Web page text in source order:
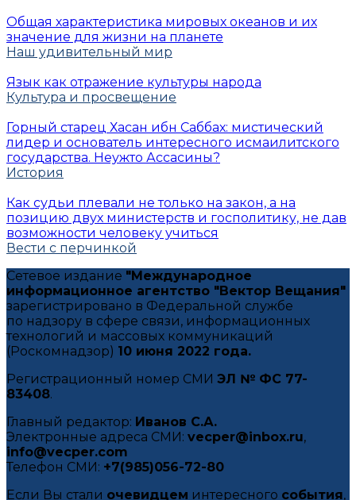
Общая характеристика мировых океанов и их
значение для жизни на планете
Наш удивительный мир
Язык как отражение культуры народа
Культура и просвещение
Горный старец Хасан ибн Саббах: мистический
лидер и основатель интересного исмаилитского
государства. Неужто Ассасины?
История
Как судьи плевали не только на закон, а на
позицию двух министерств и госполитику, не дав
возможности человеку учиться
Вести с перчинкой
Сетевое издание "Международное
информационное агентство "Вектор Вещания"
зарегистрировано в Федеральной службе
по надзору в сфере связи, информационных
технологий и массовых коммуникаций
(Роскомнадзор) 10 июня 2022 года.
Регистрационный номер СМИ ЭЛ № ФС 77-
83408.
Главный редактор: Иванов С.А.
Электронные адреса СМИ: vecper@inbox.ru,
info@vecper.com
Телефон СМИ: +7(985)056-72-80
Если Вы стали очевидцем интересного события,